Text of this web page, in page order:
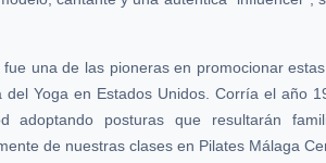
fue una de las pioneras en promocionar
del Yoga en Estados Unidos. Corría el año
adoptando posturas que resultarán
de nuestras clases en Pilates Málaga